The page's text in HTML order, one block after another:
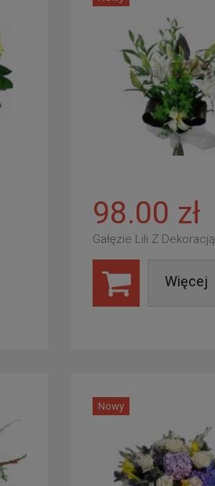
98.00 zł
Gałęzie Lili Z Dekoracją
Więcej
Nowy